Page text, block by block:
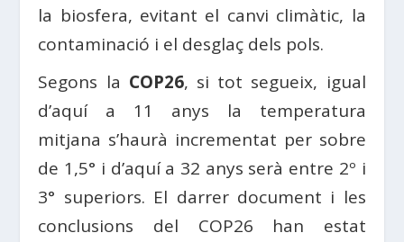
la biosfera, evitant el canvi climàtic, la
contaminació i el desglaç dels pols.
Segons la COP26, si tot segueix, igual
d’aquí a 11 anys la temperatura
mitjana s’haurà incrementat per sobre
de 1,5° i d’aquí a 32 anys serà entre 2º i
3° superiors. El darrer document i les
conclusions del COP26 han estat